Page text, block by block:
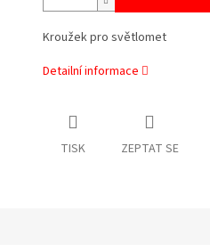
Kroužek pro světlomet
Detailní informace
TISK ZEPTAT SE